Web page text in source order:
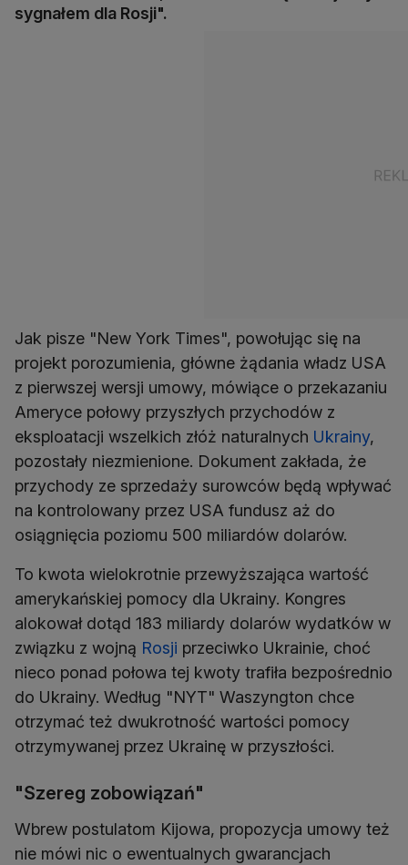
sygnałem dla Rosji".
Jak pisze "New York Times", powołując się na
projekt porozumienia, główne żądania władz USA
z pierwszej wersji umowy, mówiące o przekazaniu
Ameryce połowy przyszłych przychodów z
eksploatacji wszelkich złóż naturalnych Ukrainy,
pozostały niezmienione. Dokument zakłada, że
przychody ze sprzedaży surowców będą wpływać
na kontrolowany przez USA fundusz aż do
osiągnięcia poziomu 500 miliardów dolarów.
To kwota wielokrotnie przewyższająca wartość
amerykańskiej pomocy dla Ukrainy. Kongres
alokował dotąd 183 miliardy dolarów wydatków w
związku z wojną Rosji przeciwko Ukrainie, choć
nieco ponad połowa tej kwoty trafiła bezpośrednio
do Ukrainy. Według "NYT" Waszyngton chce
otrzymać też dwukrotność wartości pomocy
otrzymywanej przez Ukrainę w przyszłości.
"Szereg zobowiązań"
Wbrew postulatom Kijowa, propozycja umowy też
nie mówi nic o ewentualnych gwarancjach